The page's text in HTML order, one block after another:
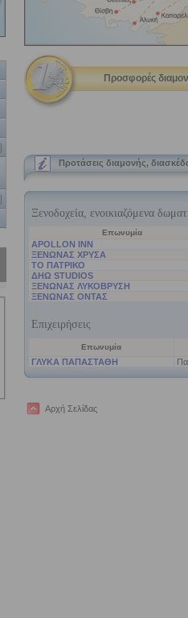
Προσφορές
Προτάσεις διαμονής,
Αρχή Σελίδας